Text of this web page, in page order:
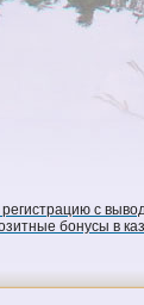
с
бонусы в